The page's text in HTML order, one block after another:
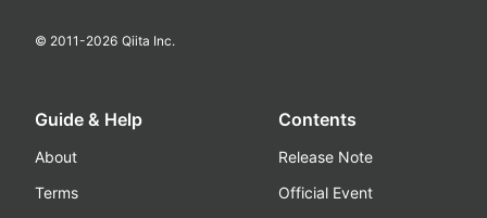
© 2011-2026 Qiita Inc.
Guide & Help
About
Terms
Contents
Release Note
Official Event